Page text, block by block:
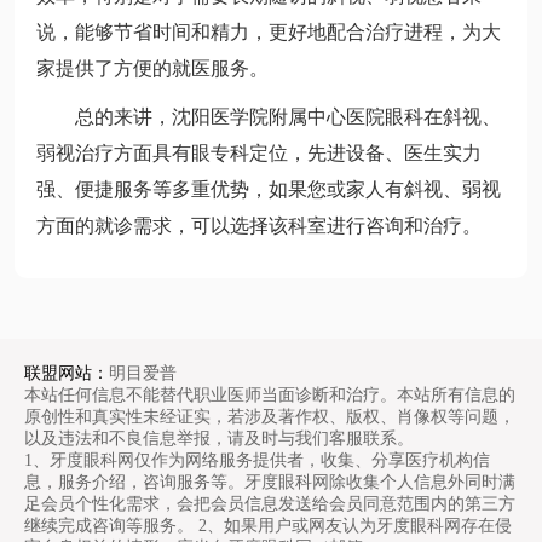
说，能够节省时间和精力，更好地配合治疗进程，为大
家提供了方便的就医服务。
总的来讲，沈阳医学院附属中心医院眼科在斜视、
弱视治疗方面具有眼专科定位，先进设备、医生实力
强、便捷服务等多重优势，如果您或家人有斜视、弱视
方面的就诊需求，可以选择该科室进行咨询和治疗。
联盟网站： 明目爱普
本站任何信息不能替代职业医师当面诊断和治疗。本站所有信息的
原创性和真实性未经证实，若涉及著作权、版权、肖像权等问题，
以及违法和不良信息举报，请及时与我们客服联系。
1、牙度眼科网仅作为网络服务提供者，收集、分享医疗机构信
息，服务介绍，咨询服务等。牙度眼科网除收集个人信息外同时满
足会员个性化需求，会把会员信息发送给会员同意范围内的第三方
继续完成咨询等服务。 2、如果用户或网友认为牙度眼科网存在侵